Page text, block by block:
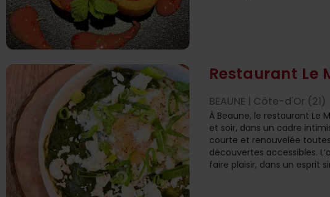
Restaurant Le
BEAUNE | Côte-d'Or (21)
À Beaune, le restaurant Le
et soir, dans un cadre
courte et renouvelée
découvertes accessibles.
faire plaisir, dans un esprit